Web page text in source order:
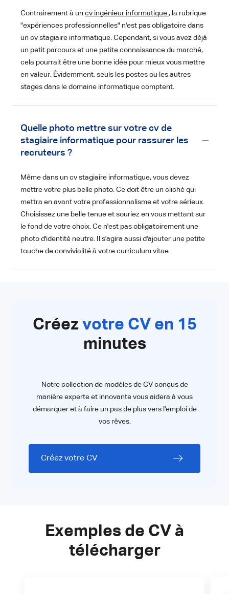
Contrairement à un cv ingénieur informatique , la rubrique
"expériences professionnelles" n'est pas obligatoire dans
un cv stagiaire informatique. Cependant, si vous avez déjà
un petit parcours et une petite connaissance du marché,
cela pourrait être une bonne idée pour mieux vous mettre
en valeur. Évidemment, seuls les postes ou les autres
stages dans le domaine informatique comptent.
Quelle photo mettre sur votre cv de
stagiaire informatique pour rassurer les
recruteurs ?
Même dans un cv stagiaire informatique, vous devez
mettre votre plus belle photo. Ce doit être un cliché qui
mettra en avant votre professionnalisme et votre sérieux.
Choisissez une belle tenue et souriez en vous mettant sur
le fond de votre choix. Ce n'est pas obligatoirement une
photo d'identité neutre. Il s'agira aussi d'ajouter une petite
touche de convivialité à votre curriculum vitae.
Créez votre CV en 15
minutes
Notre collection de modèles de CV conçus de
manière experte et innovante vous aidera à vous
démarquer et à faire un pas de plus vers l'emploi de
vos rêves.
Créez votre CV
Exemples de CV à
télécharger